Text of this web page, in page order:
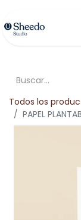
Todos los
PAPEL